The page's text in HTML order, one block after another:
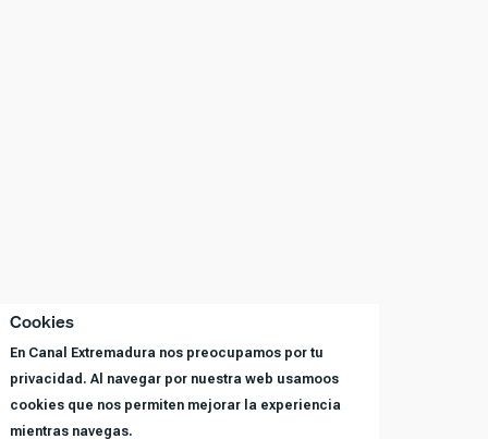
Cookies
En Canal Extremadura nos preocupamos por tu
privacidad. Al navegar por nuestra web usamoos
cookies que nos permiten mejorar la experiencia
mientras navegas.